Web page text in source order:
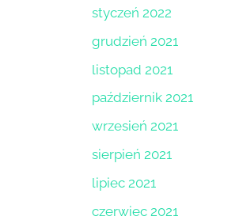
styczeń 2022
grudzień 2021
listopad 2021
październik 2021
wrzesień 2021
sierpień 2021
lipiec 2021
czerwiec 2021